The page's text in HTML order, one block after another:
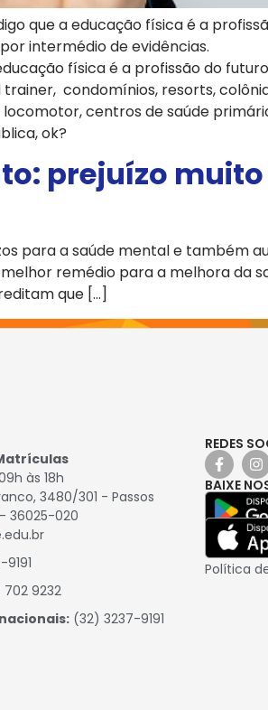
que a educação física é a
intermédio de evidências.
física é a profissão do
condomínios, resorts,
centros de saúde
ok?
prejuízo
para a saúde mental e também
remédio para a melhora da
que […]
às 18h
3480/301 - Passos
36025-020
9232
(32) 3237-9191
REDES
BAIXE
Política